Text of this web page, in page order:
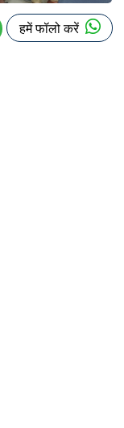
हमें फॉलो करें